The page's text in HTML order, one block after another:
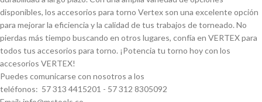
disponibles, los accesorios para torno Vertex son una excelente opción
para mejorar la eficiencia y la calidad de tus trabajos de torneado. No
pierdas más tiempo buscando en otros lugares, confí­a en VERTEX para
todos tus accesorios para torno. ¡Potencia tu torno hoy con los
accesorios VERTEX!
Puedes comunicarse con nosotros a los
teléfonos: 57 313 4415201 - 57 312 8305092